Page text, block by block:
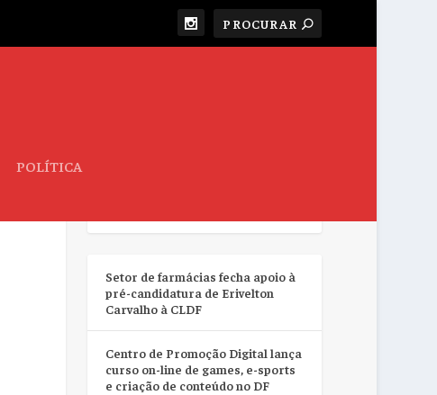
POLÍTICA
Setor de farmácias fecha apoio à
pré-candidatura de Erivelton
Carvalho à CLDF
Centro de Promoção Digital lança
curso on-line de games, e-sports
e criação de conteúdo no DF